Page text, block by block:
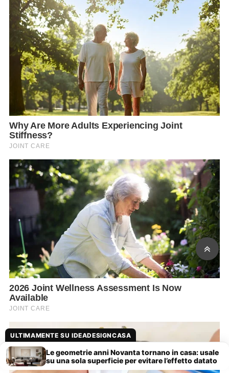
ULTIMAMENTE SU IDEADESIGNCASA
Le geometrie anni Novanta tornano in casa: usale
su una sola superficie per evitare l’effetto datato